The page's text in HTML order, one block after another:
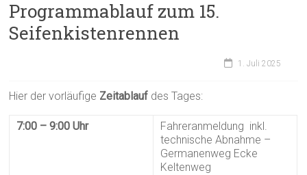
Programmablauf zum 15.
Seifenkistenrennen
1. Juli 2025
Hier der vorläufige Zeitablauf des Tages:
7:00 – 9:00 Uhr
Fahreranmeldung inkl.
technische Abnahme –
Germanenweg Ecke
Keltenweg